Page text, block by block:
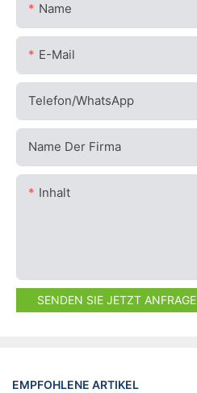
Name
E-Mail
Telefon/WhatsApp
Name Der Firma
Inhalt
SENDEN SIE JETZT ANFRAGE
EMPFOHLENE ARTIKEL